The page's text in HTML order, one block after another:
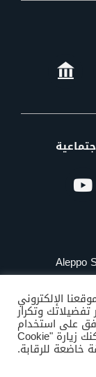
الإلكتروني
وتكرار
على استخدام
كافة ملفات تعريف الارتباط. ومع ذلك ، يمكنك زيارة "Cookie